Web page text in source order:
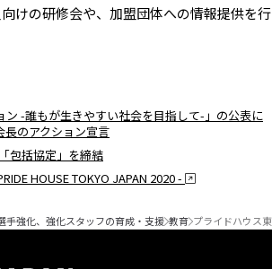
けの研修会や、加盟団体への情報提供を行
ン -誰もが生きやすい社会を目指して-」の公表に
長のアクション宣言
包括協定」を締結
HOUSE TOKYO JAPAN 2020 -
手強化、強化スタッフの育成・支援 教育 プライドハウス